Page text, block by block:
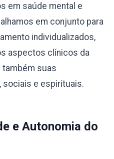
em saúde mental e
em conjunto para
individualizados,
aspectos clínicos da
também suas
sociais e espirituais.
e Autonomia do